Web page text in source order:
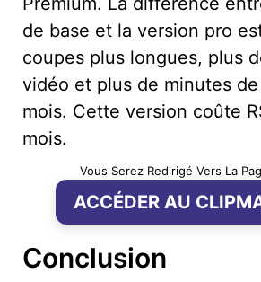
de base et la version pro
coupes plus longues, plus
vidéo et plus de minutes
mois. Cette version coûte
mois.
Vous Serez Redirigé Vers La
ACCÉDER AU
Conclusion